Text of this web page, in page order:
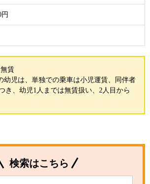
円
賃
幼児は、単独での乗車は小児運賃、同伴者
き、幼児1人までは無賃扱い、2人目から
検索はこちら